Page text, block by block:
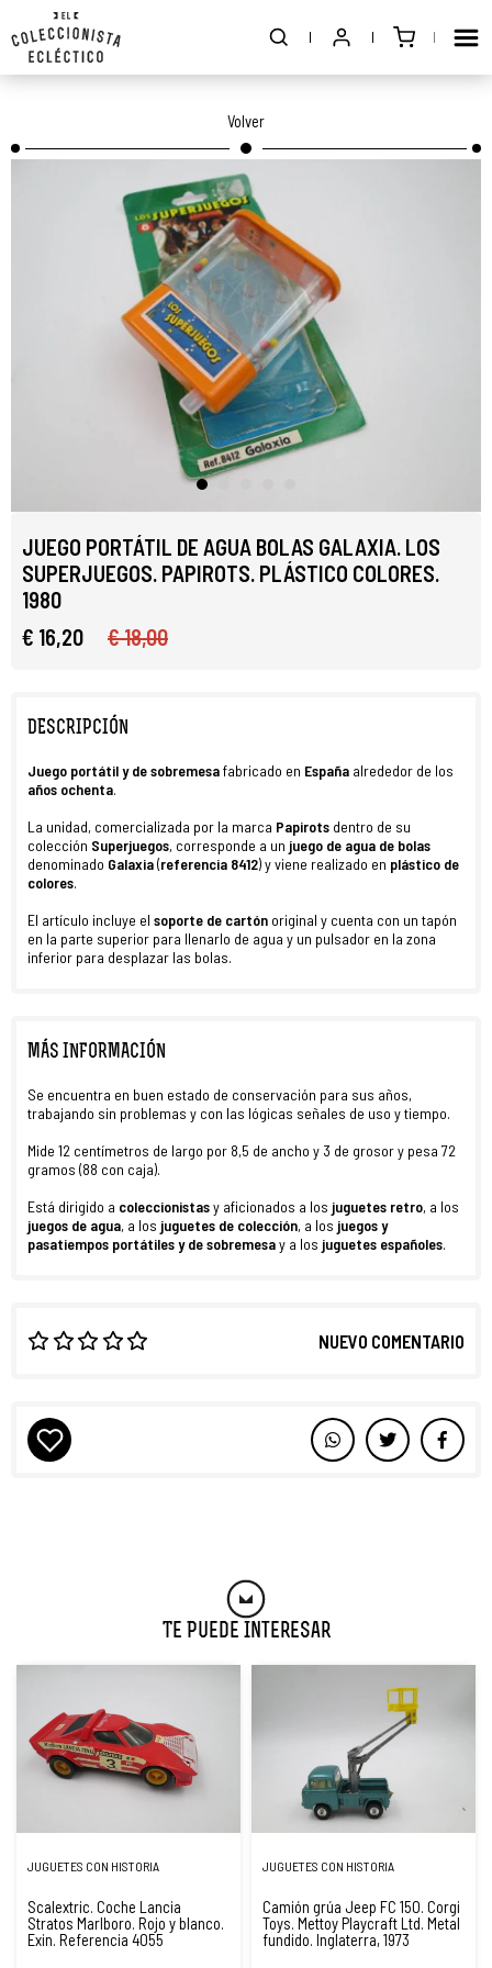
Volver
JUEGO PORTÁTIL DE AGUA BOLAS GALAXIA. LOS
SUPERJUEGOS. PAPIROTS. PLÁSTICO COLORES.
1980
€ 16,20
€ 18,00
DESCRIPCIÓN
Juego portátil y de sobremesafabricado en España alrededor de los
años ochenta.
La unidad, comercializada por la marca Papirots dentro de su
colección Superjuegos, corresponde a un juego de agua de bolas
denominado Galaxia(referencia 8412) y viene realizado en plástico de
colores.
El artículo incluye el soporte de cartón original y cuenta con un tapón
en la parte superior para llenarlo de agua y un pulsador en la zona
inferior para desplazar las bolas.
MÁS INFORMACIÓN
Se encuentra en buen estado de conservación para sus años,
trabajando sin problemas y con las lógicas señales de uso y tiempo.
Mide 12 centímetros de largo por 8,5 de ancho y 3 de grosor y pesa 72
gramos (88 con caja).
Está dirigido a coleccionistasy aficionados a los juguetes retro, a los
juegos de agua, a los juguetes de colección, a los juegos y
pasatiempos portátiles y de sobremesay a los juguetes españoles.
NUEVO COMENTARIO
Te Puede Interesar
JUGUETES CON HISTORIA
Scalextric. Coche Lancia
Stratos Marlboro. Rojo y blanco.
Exin. Referencia 4055
JUGUETES CON HISTORIA
Camión grúa Jeep FC 150. Corgi
Toys. Mettoy Playcraft Ltd. Metal
fundido. Inglaterra, 1973